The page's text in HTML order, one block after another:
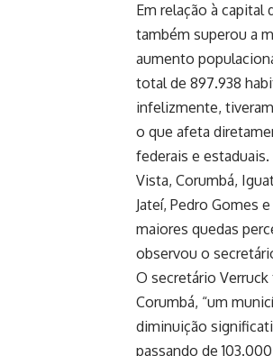
Em relação à capital
também superou a
aumento
total de 897.938
infelizmente,
o que afeta
federais e
Vista, Corumbá,
Jateí, Pedro Gomes
maiores quedas
observou o
O secretário
Corumbá, “um
diminuição
passando de